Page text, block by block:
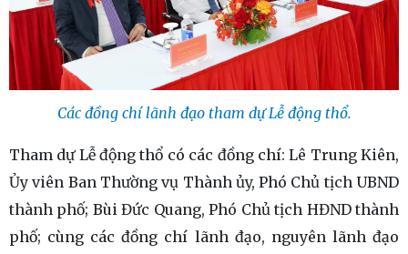
Các đồng chí lãnh đạo tham dự Lễ động thổ.
Tham dự Lễ động thổ có các đồng chí: Lê Trung Kiên,
Ủy viên Ban Thường vụ Thành ủy, Phó Chủ tịch UBND
thành phố; Bùi Đức Quang, Phó Chủ tịch HĐND thành
phố; cùng các đồng chí lãnh đạo, nguyên lãnh đạo